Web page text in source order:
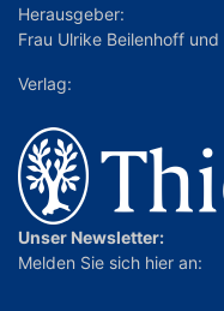
Herausgeber:
Frau Ulrike Beilenhoff und
Verlag:
Unser Newsletter:
Melden Sie sich hier an: